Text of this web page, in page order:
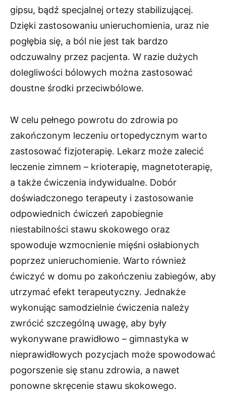
gipsu, bądź specjalnej ortezy stabilizującej.
Dzięki zastosowaniu unieruchomienia, uraz nie
pogłębia się, a ból nie jest tak bardzo
odczuwalny przez pacjenta. W razie dużych
dolegliwości bólowych można zastosować
doustne środki przeciwbólowe.
W celu pełnego powrotu do zdrowia po
zakończonym leczeniu ortopedycznym warto
zastosować fizjoterapię. Lekarz może zalecić
leczenie zimnem – krioterapię, magnetoterapię,
a także ćwiczenia indywidualne. Dobór
doświadczonego terapeuty i zastosowanie
odpowiednich ćwiczeń zapobiegnie
niestabilności stawu skokowego oraz
spowoduje wzmocnienie mięśni osłabionych
poprzez unieruchomienie. Warto również
ćwiczyć w domu po zakończeniu zabiegów, aby
utrzymać efekt terapeutyczny. Jednakże
wykonując samodzielnie ćwiczenia należy
zwrócić szczególną uwagę, aby były
wykonywane prawidłowo – gimnastyka w
nieprawidłowych pozycjach może spowodować
pogorszenie się stanu zdrowia, a nawet
ponowne skręcenie stawu skokowego.